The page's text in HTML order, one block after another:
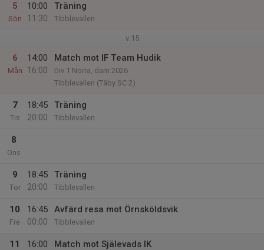
5
Sön
10:00
11:30
Träning
Tibblevallen
v.15
6
Mån
14:00
16:00
Match mot IF Team Hudik
Div 1 Norra, dam 2026
Tibblevallen (Täby SC 2)
7
Tis
18:45
20:00
Träning
Tibblevallen
8
Ons
9
Tor
18:45
20:00
Träning
Tibblevallen
10
Fre
16:45
00:00
Avfärd resa mot Örnsköldsvik
Tibblevallen
11
16:00
Match mot Själevads IK